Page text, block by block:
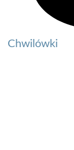
Chwilówki